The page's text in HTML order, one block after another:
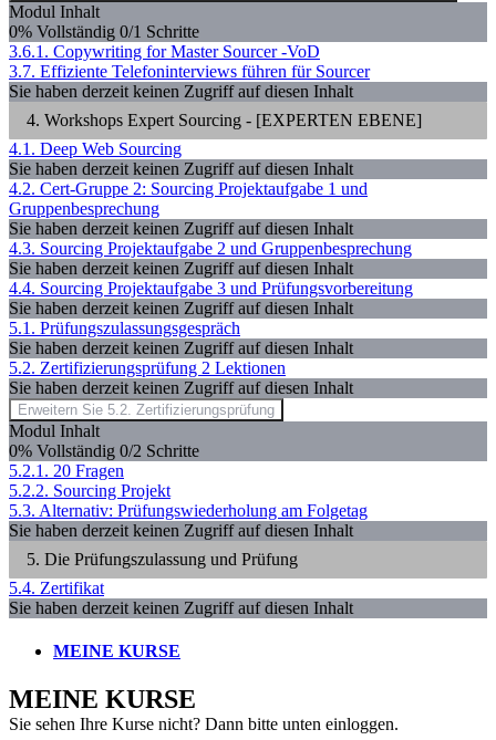
Modul Inhalt
0% Vollständig 0/1 Schritte
3.6.1. Copywriting for Master Sourcer -VoD
3.7. Effiziente Telefoninterviews führen für Sourcer
Sie haben derzeit keinen Zugriff auf diesen Inhalt
4. Workshops Expert Sourcing - [EXPERTEN EBENE]
4.1. Deep Web Sourcing
Sie haben derzeit keinen Zugriff auf diesen Inhalt
4.2. Cert-Gruppe 2: Sourcing Projektaufgabe 1 und
Gruppenbesprechung
Sie haben derzeit keinen Zugriff auf diesen Inhalt
4.3. Sourcing Projektaufgabe 2 und Gruppenbesprechung
Sie haben derzeit keinen Zugriff auf diesen Inhalt
4.4. Sourcing Projektaufgabe 3 und Prüfungsvorbereitung
Sie haben derzeit keinen Zugriff auf diesen Inhalt
5.1. Prüfungszulassungsgespräch
Sie haben derzeit keinen Zugriff auf diesen Inhalt
5.2. Zertifizierungsprüfung 2 Lektionen
Sie haben derzeit keinen Zugriff auf diesen Inhalt
Erweitern Sie 5.2. Zertifizierungsprüfung
Modul Inhalt
0% Vollständig 0/2 Schritte
5.2.1. 20 Fragen
5.2.2. Sourcing Projekt
5.3. Alternativ: Prüfungswiederholung am Folgetag
Sie haben derzeit keinen Zugriff auf diesen Inhalt
5. Die Prüfungszulassung und Prüfung
5.4. Zertifikat
Sie haben derzeit keinen Zugriff auf diesen Inhalt
MEINE KURSE
MEINE KURSE
Sie sehen Ihre Kurse nicht? Dann bitte unten einloggen.